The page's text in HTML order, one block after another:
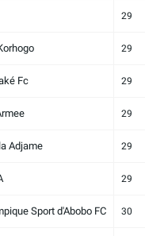
29
29
Fc 29
29
Adjame 29
29
Sport d'Abobo FC 30